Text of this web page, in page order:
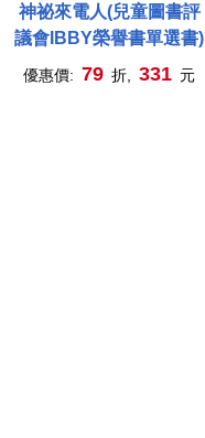
神祕來電人(兒童圖書評
議會IBBY榮譽書單選書)
優惠價: 79 折, 331 元